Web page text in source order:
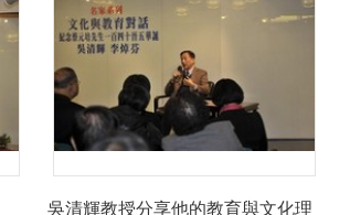
吳清輝教授分享他的教育與文化理